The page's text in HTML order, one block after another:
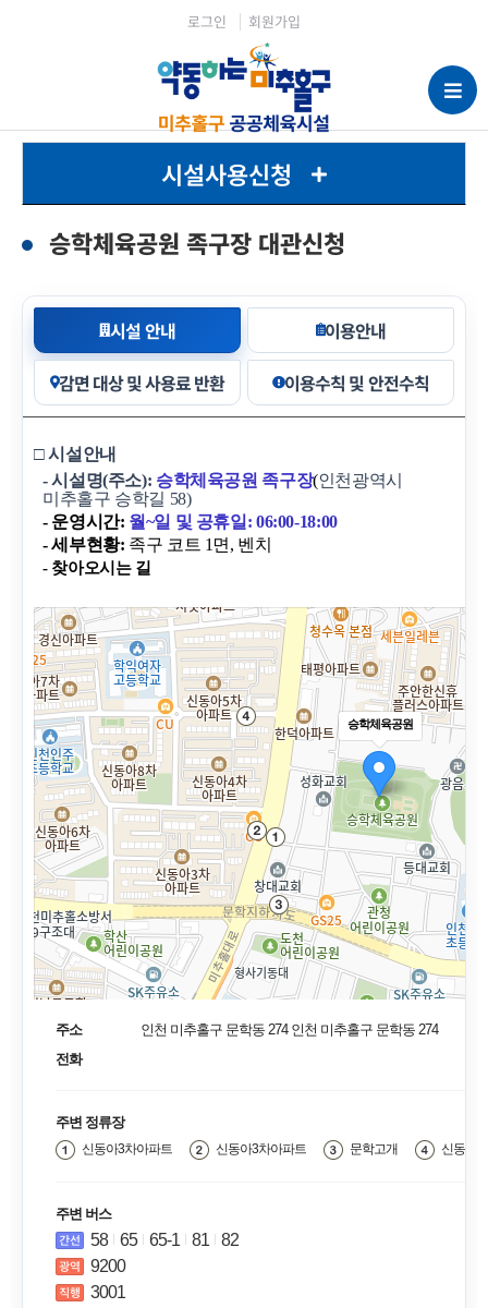
로그인 회원가입
시설사용신청
승학체육공원 족구장 대관신청
시설 안내
이용안내
감면 대상 및 사용료 반환
이용수칙 및 안전수칙
□ 시설안내
- 시설명(주소): 승학체육공원 족구장(인천광역시
미추홀구 승학길 58)
- 운영시간: 월~일 및 공휴일: 06:00-18:00
- 세부현황: 족구 코트 1면, 벤치
- 찾아오시는 길
승학체육공원
주소
인천 미추홀구 문학동 274 인천 미추홀구 문학동 274
전화
주변 정류장
신동아3차아파트 신동아3차아파트 문학고개 신동아
주변 버스
58 65 65-1 81
82
9200
3001